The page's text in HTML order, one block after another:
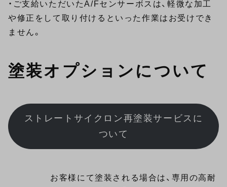
・ご支給いただいたA/Fセンサーボスは、軽微な加工
や修正をして取り付けるといった作業はお受けでき
ません。
塗装オプションについて
ストレートサイクロン再塗装サービスに
ついて
お客様にて塗装される場合は、専用の高耐